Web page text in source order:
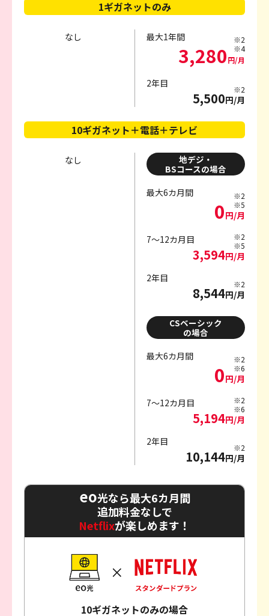
1ギガネットのみ
なし 最大1年間
3,280円/月
※2
※4
2年目
5,500円/月
※2
10ギガネット＋電話＋テレビ
なし
地デジ・
BSコースの場合
最大6カ月間
0円/月
※2
※5
7～12カ月目
3,594円/月
※2
※5
2年目
8,544円/月
※2
CSベーシック
の場合
最大6カ月間
0円/月
※2
※6
7～12カ月目
5,194円/月
※2
※6
2年目
10,144円/月
※2
eo光なら最大6カ月間
追加料金なしで
Netflixが楽しめます！
10ギガネットのみの場合